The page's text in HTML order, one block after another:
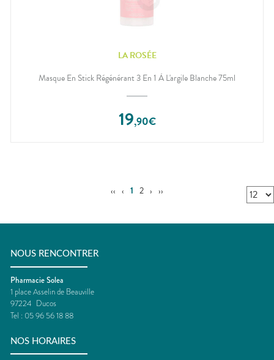
LA ROSÉE
Masque En Stick Régénérant 3 En 1 À L'argile Blanche 75ml
19,90€
‹‹ ‹ 1 2 › ››
NOUS RENCONTRER
Pharmacie Solea
1 place Asselin de Beauville
97224 Ducos
Tel : 05 96 56 18 88
NOS HORAIRES